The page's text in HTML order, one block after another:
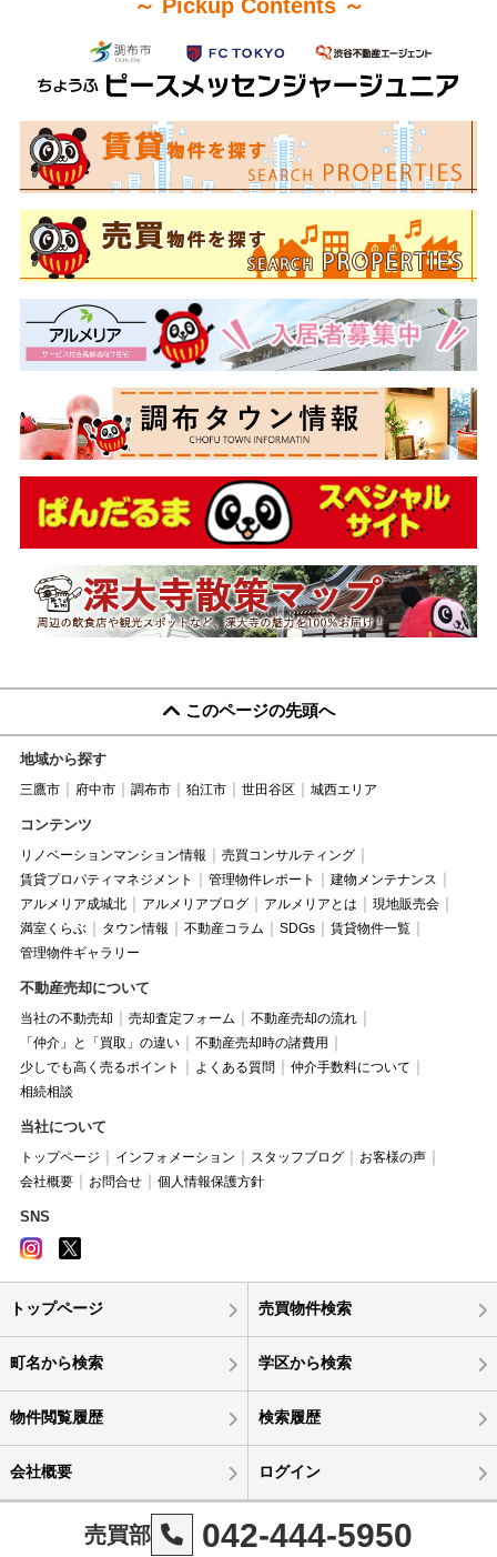
～ Pickup Contents ～
このページの先頭へ
地域から探す
三鷹市 府中市 調布市 狛江市 世田谷区 城西エリア
コンテンツ
リノベーションマンション情報
売買コンサルティング
賃貸プロパティマネジメント
管理物件レポート
建物メンテナンス
アルメリア成城北
アルメリアブログ アルメリアとは
現地販売会
満室くらぶ
タウン情報 不動産コラム SDGs
賃貸物件一覧
管理物件ギャラリー
不動産売却について
当社の不動売却 売却査定フォーム
不動産売却の流れ
「仲介」と「買取」の違い
不動産売却時の諸費用
少しでも高く売るポイント
よくある質問
仲介手数料について
相続相談
当社について
トップページ インフォメーション スタッフブログ
お客様の声
会社概要
お問合せ 個人情報保護方針
SNS
トップページ 売買物件検索
町名から検索 学区から検索
物件閲覧履歴 検索履歴
会社概要 ログイン
売買部 042-444-5950